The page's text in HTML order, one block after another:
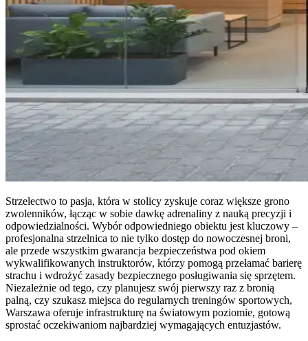
Strzelectwo to pasja, która w stolicy zyskuje coraz większe grono
zwolenników, łącząc w sobie dawkę adrenaliny z nauką precyzji i
odpowiedzialności. Wybór odpowiedniego obiektu jest kluczowy –
profesjonalna strzelnica to nie tylko dostęp do nowoczesnej broni,
ale przede wszystkim gwarancja bezpieczeństwa pod okiem
wykwalifikowanych instruktorów, którzy pomogą przełamać barierę
strachu i wdrożyć zasady bezpiecznego posługiwania się sprzętem.
Niezależnie od tego, czy planujesz swój pierwszy raz z bronią
palną, czy szukasz miejsca do regularnych treningów sportowych,
Warszawa oferuje infrastrukturę na światowym poziomie, gotową
sprostać oczekiwaniom najbardziej wymagających entuzjastów.